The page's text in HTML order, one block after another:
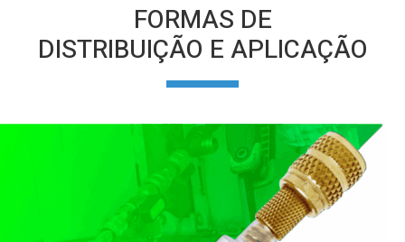
FORMAS DE
DISTRIBUIÇÃO E APLICAÇÃO